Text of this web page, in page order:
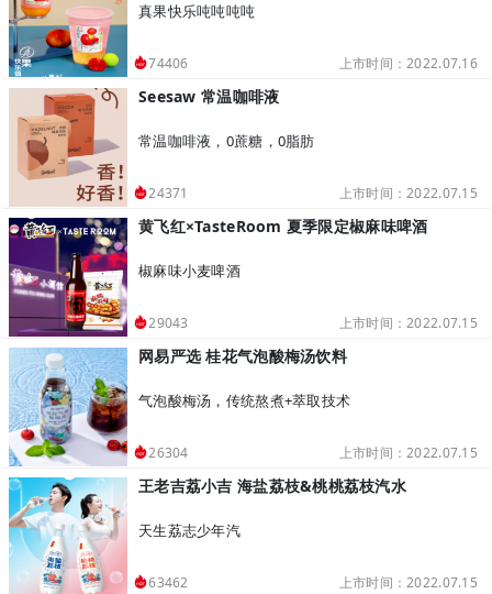
真果快乐吨吨吨吨
74406 上市时间：2022.07.16
Seesaw 常温咖啡液
常温咖啡液，0蔗糖，0脂肪
24371 上市时间：2022.07.15
黄飞红×TasteRoom 夏季限定椒麻味啤酒
椒麻味小麦啤酒
29043 上市时间：2022.07.15
网易严选 桂花气泡酸梅汤饮料
气泡酸梅汤，传统熬煮+萃取技术
26304 上市时间：2022.07.15
王老吉荔小吉 海盐荔枝&桃桃荔枝汽水
天生荔志少年汽
63462 上市时间：2022.07.15